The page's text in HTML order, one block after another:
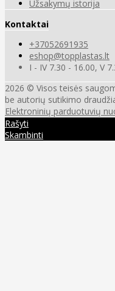
Užsakymų istorija
Kontaktai
+37052691935
eshop@topplastas.lt
I - IV 7.30 - 16.00, V
2026 © Visos teisės
be autorių sutikimo
Elektroninių parduotuvių
Rašyti
Skambinti